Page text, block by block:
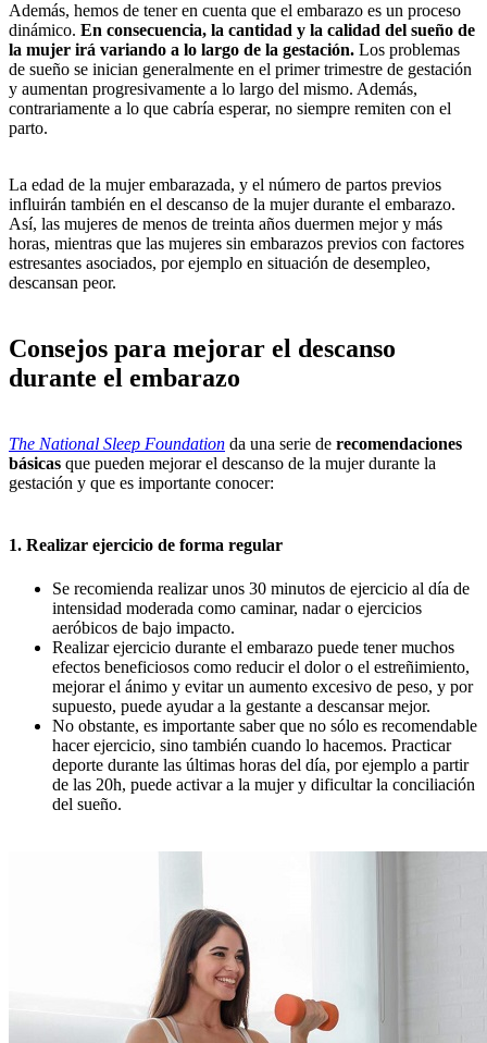
Además, hemos de tener en cuenta que el embarazo es un proceso
dinámico. En consecuencia, la cantidad y la calidad del sueño de
la mujer irá variando a lo largo de la gestación. Los problemas
de sueño se inician generalmente en el primer trimestre de gestación
y aumentan progresivamente a lo largo del mismo. Además,
contrariamente a lo que cabría esperar, no siempre remiten con el
parto.
La edad de la mujer embarazada, y el número de partos previos
influirán también en el descanso de la mujer durante el embarazo.
Así, las mujeres de menos de treinta años duermen mejor y más
horas, mientras que las mujeres sin embarazos previos con factores
estresantes asociados, por ejemplo en situación de desempleo,
descansan peor.
Consejos para mejorar el descanso
durante el embarazo
The National Sleep Foundation da una serie de recomendaciones
básicas que pueden mejorar el descanso de la mujer durante la
gestación y que es importante conocer:
1. Realizar ejercicio de forma regular
Se recomienda realizar unos 30 minutos de ejercicio al día de
intensidad moderada como caminar, nadar o ejercicios
aeróbicos de bajo impacto.
Realizar ejercicio durante el embarazo puede tener muchos
efectos beneficiosos como reducir el dolor o el estreñimiento,
mejorar el ánimo y evitar un aumento excesivo de peso, y por
supuesto, puede ayudar a la gestante a descansar mejor.
No obstante, es importante saber que no sólo es recomendable
hacer ejercicio, sino también cuando lo hacemos. Practicar
deporte durante las últimas horas del día, por ejemplo a partir
de las 20h, puede activar a la mujer y dificultar la conciliación
del sueño.